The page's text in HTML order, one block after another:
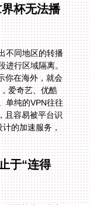
杯无法播
不同地区的转播
进行区域隔离。
你在海外，就会
，爱奇艺、优酷
单纯的VPN往往
且容易被平台识
计的加速服务，
于“连得